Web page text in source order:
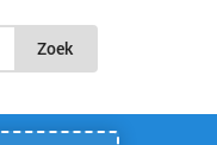
Zoek